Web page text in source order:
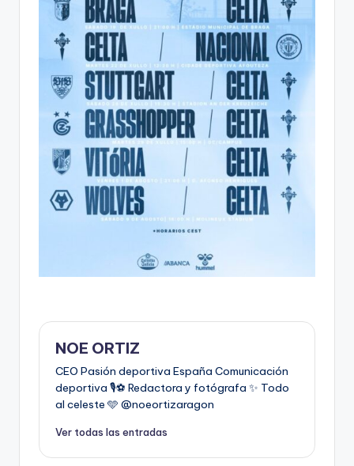
NOE ORTIZ
CEO Pasión deportiva España Comunicación
deportiva 🎙️⚽️ Redactora y fotógrafa ✨ Todo
al celeste 🩵 @noeortizaragon
Ver todas las entradas